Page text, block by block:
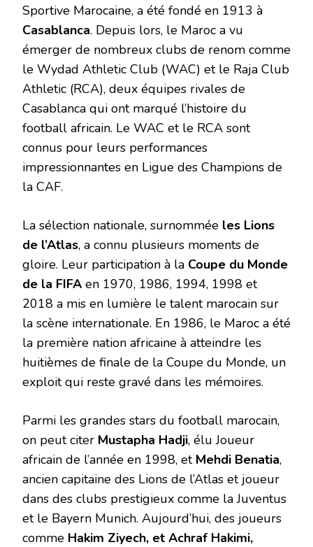
Sportive Marocaine, a été fondé en 1913 à
Casablanca. Depuis lors, le Maroc a vu
émerger de nombreux clubs de renom comme
le Wydad Athletic Club (WAC) et le Raja Club
Athletic (RCA), deux équipes rivales de
Casablanca qui ont marqué l’histoire du
football africain. Le WAC et le RCA sont
connus pour leurs performances
impressionnantes en Ligue des Champions de
la CAF.
La sélection nationale, surnommée les Lions
de l’Atlas, a connu plusieurs moments de
gloire. Leur participation à la Coupe du Monde
de la FIFA en 1970, 1986, 1994, 1998 et
2018 a mis en lumière le talent marocain sur
la scène internationale. En 1986, le Maroc a été
la première nation africaine à atteindre les
huitièmes de finale de la Coupe du Monde, un
exploit qui reste gravé dans les mémoires.
Parmi les grandes stars du football marocain,
on peut citer Mustapha Hadji, élu Joueur
africain de l’année en 1998, et Mehdi Benatia,
ancien capitaine des Lions de l’Atlas et joueur
dans des clubs prestigieux comme la Juventus
et le Bayern Munich. Aujourd’hui, des joueurs
comme Hakim Ziyech, et Achraf Hakimi,